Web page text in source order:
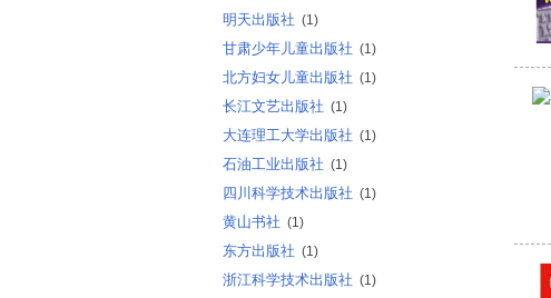
明天出版社 (1)
甘肃少年儿童出版社 (1)
北方妇女儿童出版社 (1)
长江文艺出版社 (1)
大连理工大学出版社 (1)
石油工业出版社 (1)
四川科学技术出版社 (1)
黄山书社 (1)
东方出版社 (1)
浙江科学技术出版社 (1)